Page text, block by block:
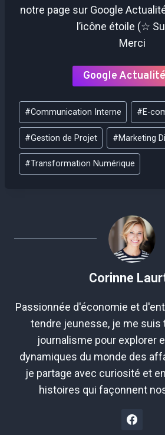
notre page sur Google
l’icône étoile (☆
Merci
Google
Étiquettes
de
la
publication :
#Communication Interne #E-
#Gestion de Projet #Marketing
#Transformation Numérique
Corinne
Passionnée d'économie et
tendre jeunesse, je me suis
journalisme pour explorer
dynamiques du monde des
je partage avec curiosité et
histoires qui façonnent